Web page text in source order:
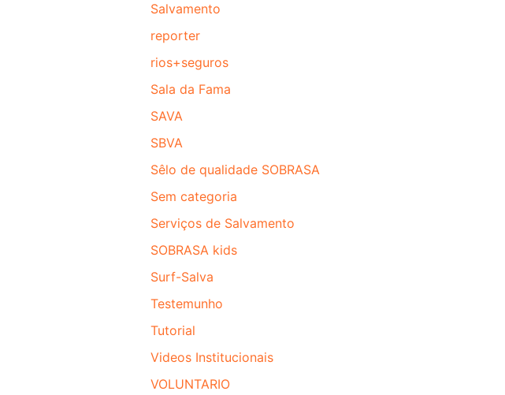
Salvamento
reporter
rios+seguros
Sala da Fama
SAVA
SBVA
Sêlo de qualidade SOBRASA
Sem categoria
Serviços de Salvamento
SOBRASA kids
Surf-Salva
Testemunho
Tutorial
Videos Institucionais
VOLUNTARIO